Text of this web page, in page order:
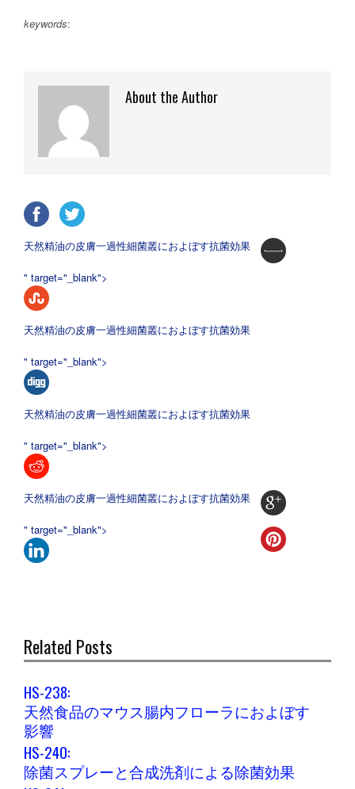
keywords:
About the Author
天然精油の皮膚一過性細菌叢におよぼす抗菌効果
" target="_blank">
天然精油の皮膚一過性細菌叢におよぼす抗菌効果
" target="_blank">
天然精油の皮膚一過性細菌叢におよぼす抗菌効果
" target="_blank">
天然精油の皮膚一過性細菌叢におよぼす抗菌効果
" target="_blank">
Related Posts
HS-238:
天然食品のマウス腸内フローラにおよぼす
影響
HS-240:
除菌スプレーと合成洗剤による除菌効果